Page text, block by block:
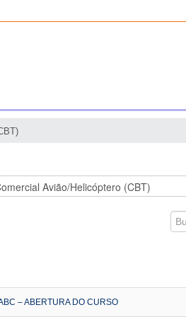
– ABERTURA DO CURSO